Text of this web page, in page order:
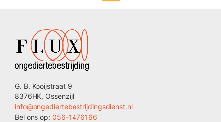
G. B. Kooijstraat 9
8376HK, Ossenzijl
info@ongediertebestrijdingsdienst.nl
Bel ons op: 056-1476166